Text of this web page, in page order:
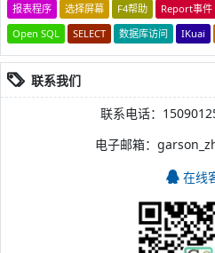
报表程序
选择屏幕 F4帮助 Report事件
Open SQL
SELECT 数据库访问 IKuai
联系我们
联系电话：
电子邮箱：
在线